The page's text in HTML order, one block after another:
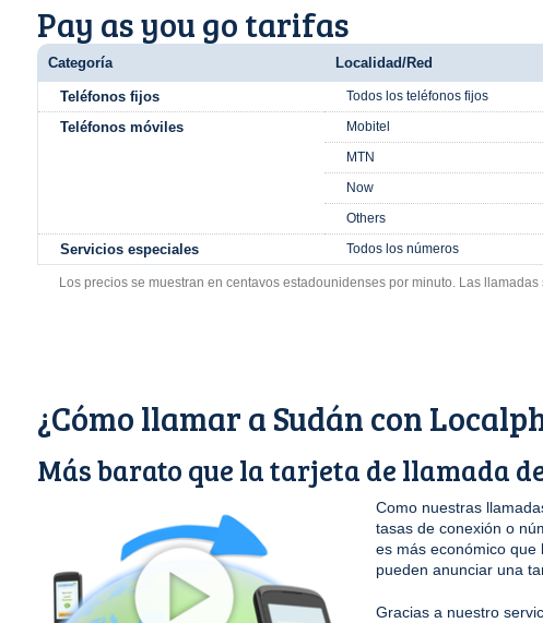
Pay as you go tarifas
Categoría Localidad/Red
Teléfonos fijos Todos los teléfonos fijos
Teléfonos móviles
Mobitel
MTN
Now
Others
Servicios especiales
Todos los números
Los precios se muestran en centavos estadounidenses por minuto. Las
¿Cómo llamar a Sudán con
Más barato que la tarjeta de llamada
Como nuestras
tasas de conexión o
es más económico que
pueden anunciar una
Gracias a nuestro